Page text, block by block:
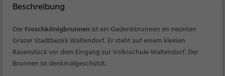
Beschreibung
DerFroschkönigbrunnen ist ein Gedenkbrunnen im neunten
Grazer Stadtbezirk Waltendorf. Er steht auf einem kleinen
Rasenstück vor dem Eingang zur Volksschule Waltendorf. Der
Brunnen ist denkmalgeschützt.